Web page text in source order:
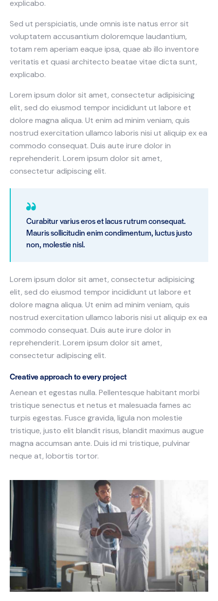
explicabo.
Sed ut perspiciatis, unde omnis iste natus error sit
voluptatem accusantium doloremque laudantium,
totam rem aperiam eaque ipsa, quae ab illo inventore
veritatis et quasi architecto beatae vitae dicta sunt,
explicabo.
Lorem ipsum dolor sit amet, consectetur adipisicing
elit, sed do eiusmod tempor incididunt ut labore et
dolore magna aliqua. Ut enim ad minim veniam, quis
nostrud exercitation ullamco laboris nisi ut aliquip ex ea
commodo consequat. Duis aute irure dolor in
reprehenderit. Lorem ipsum dolor sit amet,
consectetur adipiscing elit.
Curabitur varius eros et lacus rutrum consequat.
Mauris sollicitudin enim condimentum, luctus justo
non, molestie nisl.
Lorem ipsum dolor sit amet, consectetur adipisicing
elit, sed do eiusmod tempor incididunt ut labore et
dolore magna aliqua. Ut enim ad minim veniam, quis
nostrud exercitation ullamco laboris nisi ut aliquip ex ea
commodo consequat. Duis aute irure dolor in
reprehenderit. Lorem ipsum dolor sit amet,
consectetur adipiscing elit.
Creative approach to every project
Aenean et egestas nulla. Pellentesque habitant morbi
tristique senectus et netus et malesuada fames ac
turpis egestas. Fusce gravida, ligula non molestie
tristique, justo elit blandit risus, blandit maximus augue
magna accumsan ante. Duis id mi tristique, pulvinar
neque at, lobortis tortor.